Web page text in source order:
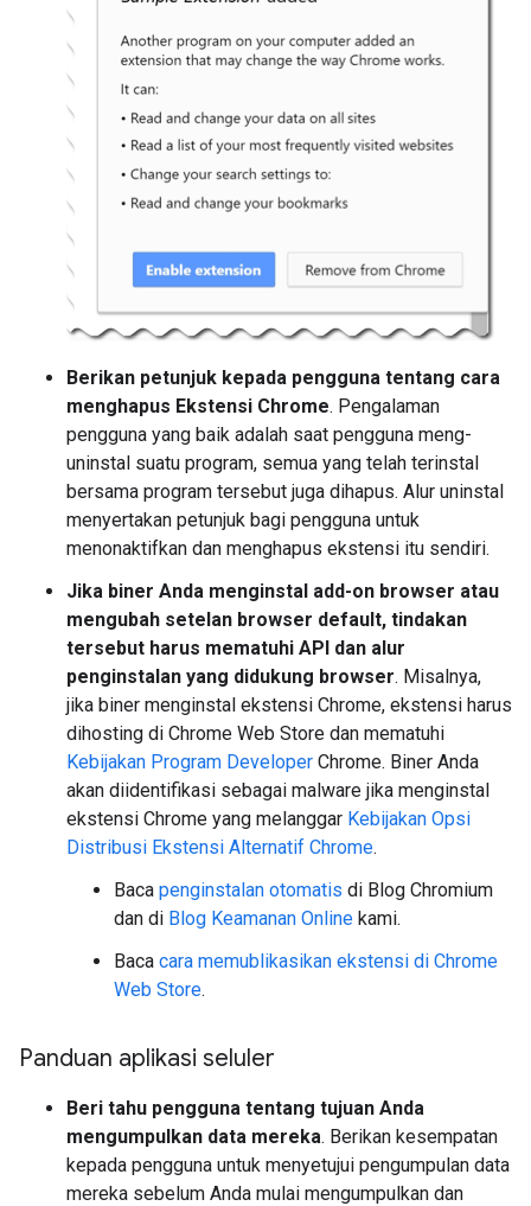
Berikan petunjuk kepada pengguna tentang cara
menghapus Ekstensi Chrome. Pengalaman
pengguna yang baik adalah saat pengguna meng-
uninstal suatu program, semua yang telah terinstal
bersama program tersebut juga dihapus. Alur uninstal
menyertakan petunjuk bagi pengguna untuk
menonaktifkan dan menghapus ekstensi itu sendiri.
Jika biner Anda menginstal add-on browser atau
mengubah setelan browser default, tindakan
tersebut harus mematuhi API dan alur
penginstalan yang didukung browser. Misalnya,
jika biner menginstal ekstensi Chrome, ekstensi harus
dihosting di Chrome Web Store dan mematuhi
Kebijakan Program Developer Chrome. Biner Anda
akan diidentifikasi sebagai malware jika menginstal
ekstensi Chrome yang melanggar Kebijakan Opsi
Distribusi Ekstensi Alternatif Chrome.
Baca penginstalan otomatis di Blog Chromium
dan di Blog Keamanan Online kami.
Baca cara memublikasikan ekstensi di Chrome
Web Store.
Panduan aplikasi seluler
Beri tahu pengguna tentang tujuan Anda
mengumpulkan data mereka. Berikan kesempatan
kepada pengguna untuk menyetujui pengumpulan data
mereka sebelum Anda mulai mengumpulkan dan